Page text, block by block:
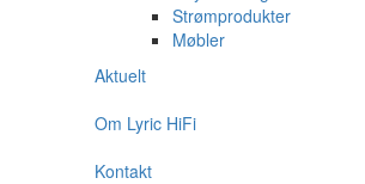
Strømprodukter
Møbler
Aktuelt
Om Lyric HiFi
Kontakt